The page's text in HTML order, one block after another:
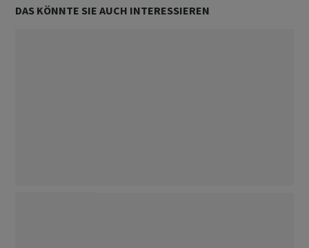
DAS KÖNNTE SIE AUCH INTERESSIEREN